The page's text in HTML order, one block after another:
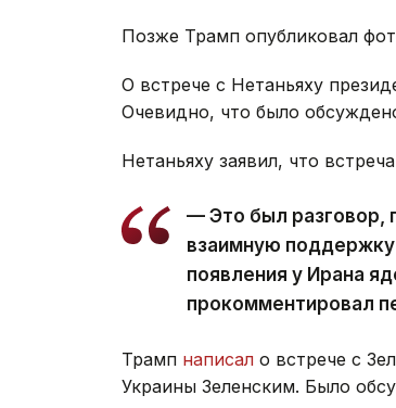
Позже Трамп опубликовал
О встрече с Нетаньяху
Очевидно, что было
Нетаньяху заявил, что
— Это был разговор,
взаимную
появления у Ирана
прокомментировал
Трамп написал о встрече с
Украины Зеленским. Было